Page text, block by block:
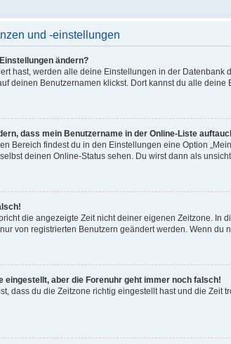
und -einstellungen
ändern?
hast, werden alle deine Einstellungen in der Datenbank
deinen Benutzernamen klickst. Dort kannst du alle deine
dass mein Benutzername in der Online-Liste
Bereich findest du in den Einstellungen eine Option
deinen Online-Status sehen. Du wirst dann als
die angezeigte Zeit nicht deiner eigenen Zeitzone. In
von registrierten Benutzern geändert werden. Wenn du
eingestellt, aber die Forenuhr geht immer noch falsch!
dass du die Zeitzone richtig eingestellt hast und die Zeit